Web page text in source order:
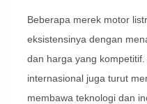
Beberapa merek motor
eksistensinya dengan
dan harga yang
internasional juga turut
membawa teknologi dan